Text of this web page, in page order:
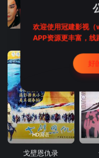
倩女幽魂
HD国语
戈壁恩仇录
欢迎使用冠建影视
APP资源更丰富，
好